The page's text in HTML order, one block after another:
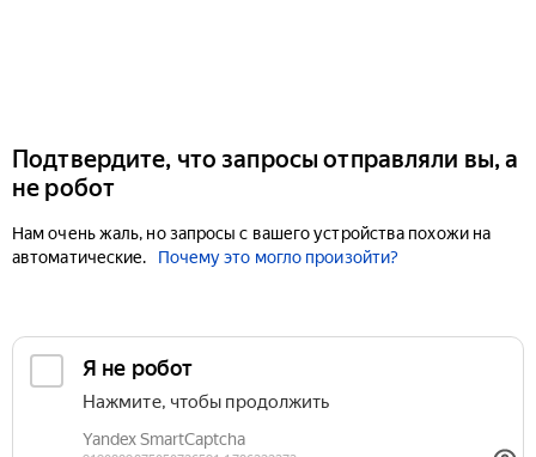
Подтвердите, что запросы отправляли вы, а
не робот
Нам очень жаль, но запросы с вашего устройства похожи на
автоматические.
Почему это могло произойти?